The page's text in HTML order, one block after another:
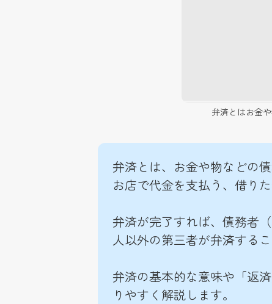
弁済とはお金
弁済とは、お金や物などの
お店で代金を支払う、借り
弁済が完了すれば、債務者
人以外の第三者が弁済するこ
弁済の基本的な意味や「返
りやすく解説します。